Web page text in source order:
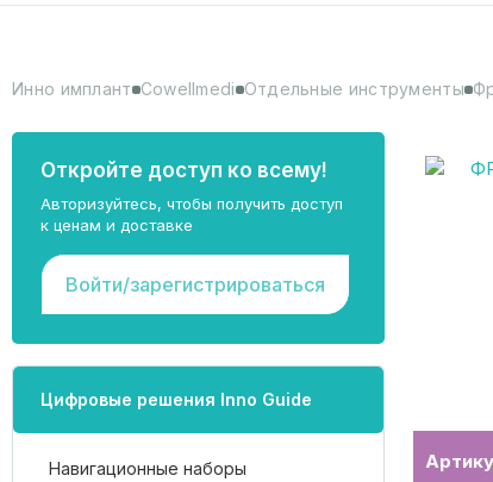
Инно имплант Cowellmedi Отдельные инструменты
Откройте доступ ко всему!
Авторизуйтесь, чтобы получить доступ
к ценам и доставке
Войти/зарегистрироваться
Цифровые решения Inno Guide
Навигационные наборы